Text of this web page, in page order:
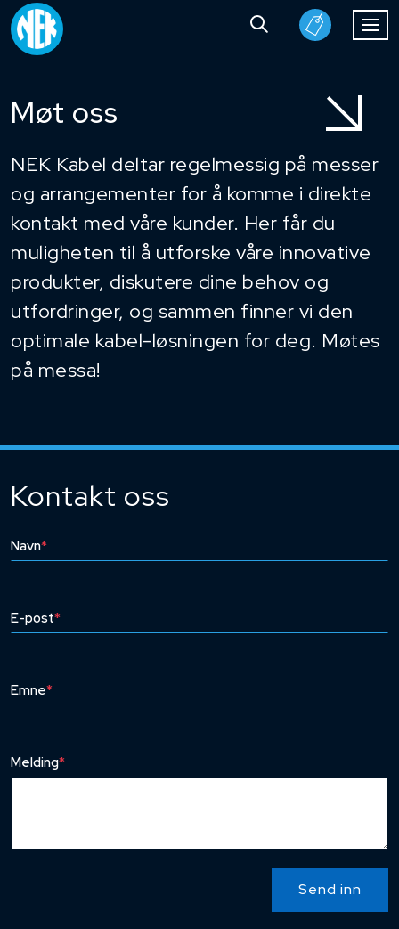
Møt oss
NEK Kabel deltar regelmessig på messer
og arrangementer for å komme i direkte
kontakt med våre kunder. Her får du
muligheten til å utforske våre innovative
produkter, diskutere dine behov og
utfordringer, og sammen finner vi den
optimale kabel-løsningen for deg. Møtes
på messa!
Kontakt oss
Navn*
E-post*
Emne*
Melding*
Send inn